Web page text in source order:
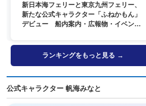
新日本海フェリーと東京九州フェリー、
新たな公式キャラクター「ふねかもん」
デビュー 船内案内・広報物・イベン
ランキングをもっと見る →
公式キャラクター 帆海みなと